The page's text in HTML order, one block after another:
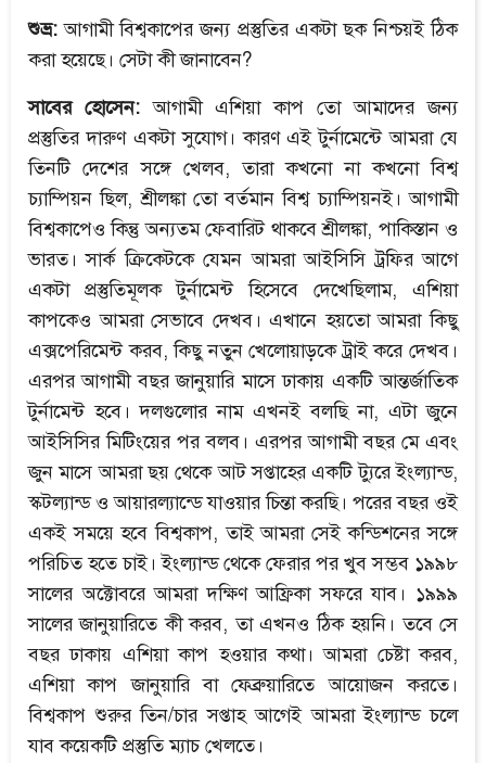
শুভ্র:আগামী বিশ্বকাপের জন্য প্রস্তুতির একটা ছক নিশ্চয়ই ঠিক
করা হয়েছে। সেটা কী জানাবেন?
সাবের হোসেন:আগামী এশিয়া কাপ তো আমাদের জন্য
প্রস্তুতির দারুণ একটা সুযোগ। কারণ এই টুর্নামেন্টে আমরা যে
তিনটি দেশের সঙ্গে খেলব, তারা কখনো না কখনো বিশ্ব
চ্যাম্পিয়ন ছিল, শ্রীলঙ্কা তো বর্তমান বিশ্ব চ্যাম্পিয়নই। আগামী
বিশ্বকাপেও কিন্তু অন্যতম ফেবারিট থাকবে শ্রীলঙ্কা, পাকিস্তান ও
ভারত। সার্ক ক্রিকেটকে যেমন আমরা আইসিসি ট্রফির আগে
একটা প্রস্তুতিমূলক টুর্নামেন্ট হিসেবে দেখেছিলাম, এশিয়া
কাপকেও আমরা সেভাবে দেখব। এখানে হয়তো আমরা কিছু
এক্সপেরিমেন্ট করব, কিছু নতুন খেলোয়াড়কে ট্রাই করে দেখব।
এরপর আগামী বছর জানুয়ারি মাসে ঢাকায় একটি আন্তর্জাতিক
টুর্নামেন্ট হবে। দলগুলোর নাম এখনই বলছি না, এটা জুনে
আইসিসির মিটিংয়ের পর বলব। এরপর আগামী বছর মে এবং
জুন মাসে আমরা ছয় থেকে আট সপ্তাহের একটি ট্যুরে ইংল্যান্ড,
স্কটল্যান্ড ও আয়ারল্যান্ডে যাওয়ার চিন্তা করছি। পরের বছর ওই
একই সময়ে হবে বিশ্বকাপ, তাই আমরা সেই কন্ডিশনের সঙ্গে
পরিচিত হতে চাই। ইংল্যান্ড থেকে ফেরার পর খুব সম্ভব ১৯৯৮
সালের অক্টোবরে আমরা দক্ষিণ আফ্রিকা সফরে যাব। ১৯৯৯
সালের জানুয়ারিতে কী করব, তা এখনও ঠিক হয়নি। তবে সে
বছর ঢাকায় এশিয়া কাপ হওয়ার কথা। আমরা চেষ্টা করব,
এশিয়া কাপ জানুয়ারি বা ফেব্রুয়ারিতে আয়োজন করতে।
বিশ্বকাপ শুরুর তিন/চার সপ্তাহ আগেই আমরা ইংল্যান্ড চলে
যাব কয়েকটি প্রস্তুতি ম্যাচ খেলতে।